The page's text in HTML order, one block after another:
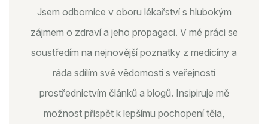
Jsem odbornice v oboru lékařství s hlubokým
zájmem o zdraví a jeho propagaci. V mé práci se
soustředím na nejnovější poznatky z medicíny a
ráda sdílím své vědomosti s veřejností
prostřednictvím článků a blogů. Insipiruje mě
možnost přispět k lepšímu pochopení těla,